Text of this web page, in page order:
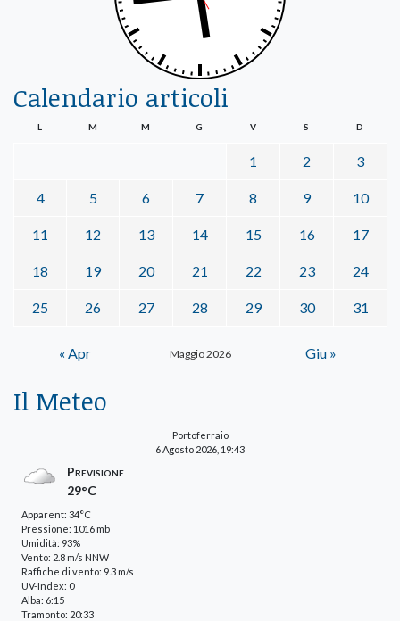
Calendario articoli
Maggio 2026
L M M G V S D
1 2 3
4 5 6 7 8 9 10
11 12 13 14 15 16 17
18 19 20 21 22 23 24
25 26 27 28 29 30 31
« Apr Giu »
Il Meteo
Portoferraio
6 Agosto 2026, 19:43
Previsione
29°C
Apparent: 34°C
Pressione: 1016 mb
Umidità: 93%
Vento: 2.8 m/s NNW
Raffiche di vento: 9.3 m/s
UV-Index: 0
Alba: 6:15
Tramonto: 20:33